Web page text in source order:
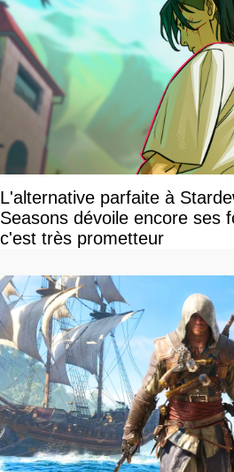
L'alternative parfaite à
Seasons dévoile encore ses
c'est très prometteur